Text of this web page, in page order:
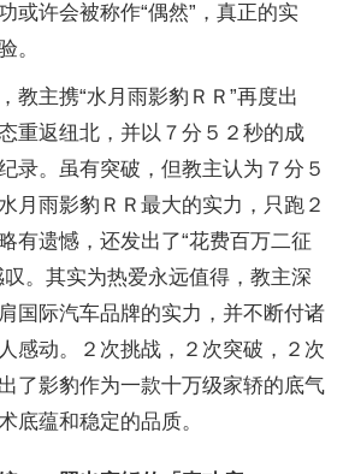
或许会被称作“偶然”，真正的实
。
教主携“水月雨影豹ＲＲ”再度出
重返纽北，并以７分５２秒的成
录。虽有突破，但教主认为７分５
月雨影豹ＲＲ最大的实力，只跑２
有遗憾，还发出了“花费百万二征
。其实为热爱永远值得，教主深
国际汽车品牌的实力，并不断付诸
感动。２次挑战，２次突破，２次
了影豹作为一款十万级家轿的底气
蕴和稳定的品质。